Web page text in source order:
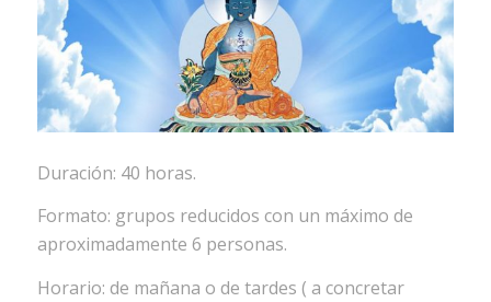
Duración: 40 horas.
Formato: grupos reducidos con un máximo de
aproximadamente 6 personas.
Horario: de mañana o de tardes ( a concretar